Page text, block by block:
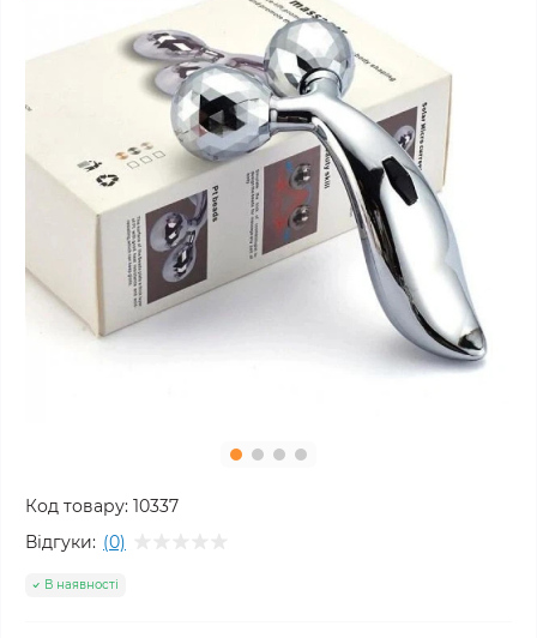
Код товару: 10337
Відгуки: (0)
В наявності